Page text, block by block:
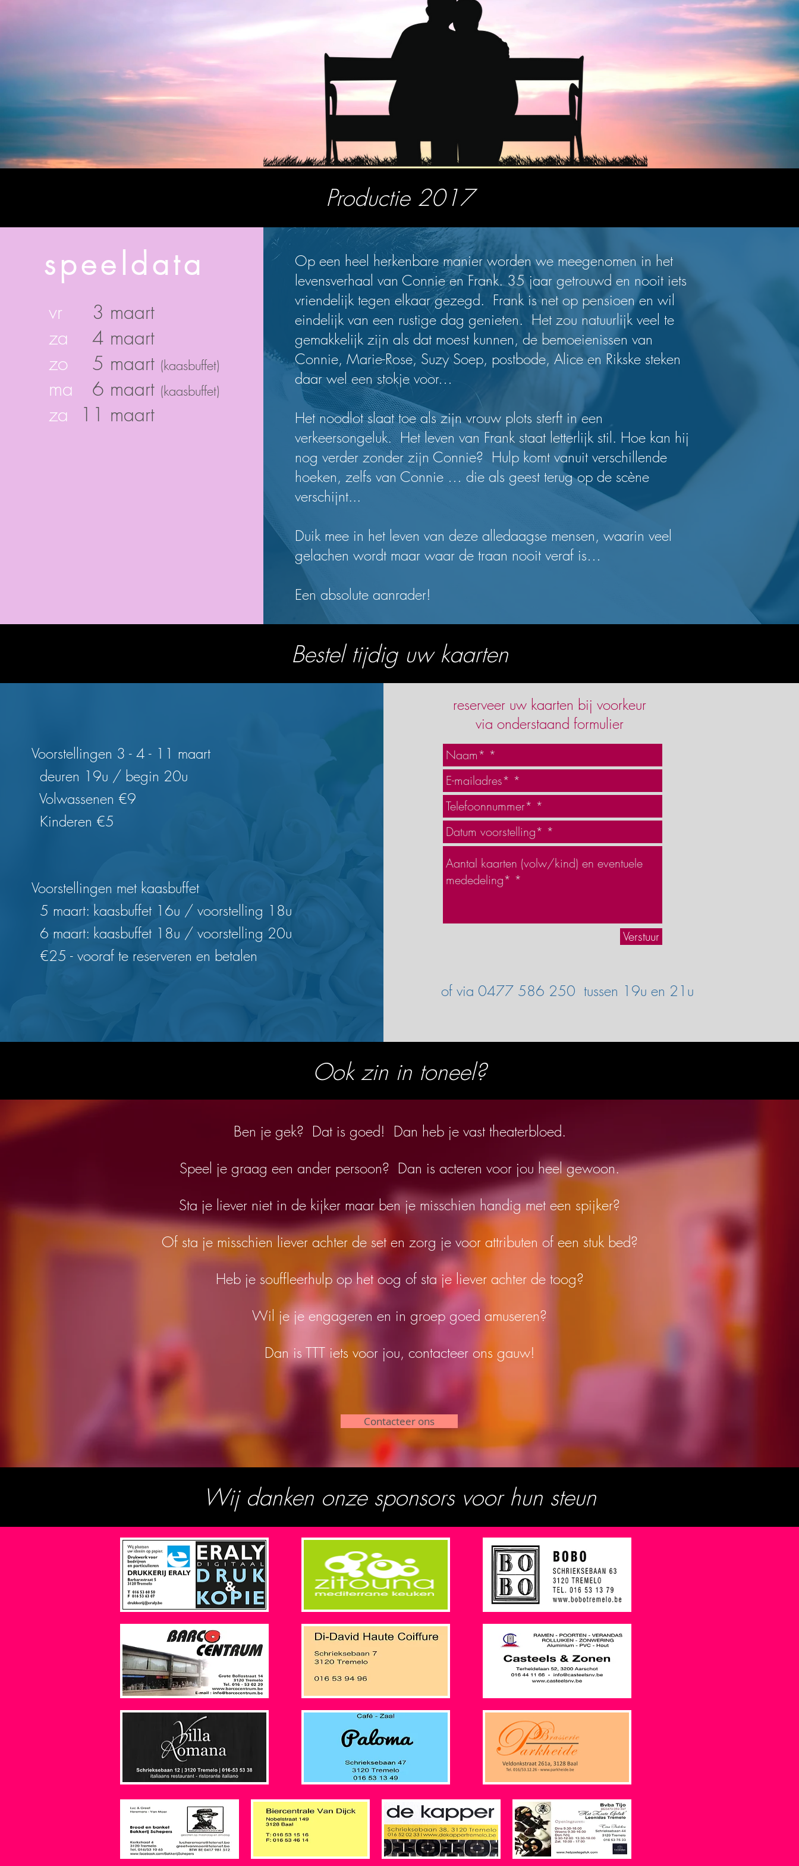
Productie 2017
speeldata
vr
za
zo
ma
za
3 maart
4 maart
5 maart (kaasbuffet)
6 maart (kaasbuffet)
11 maart
Op een heel herkenbare manier worden we meegenomen in het
levensverhaal van Connie en Frank. 35 jaar getrouwd en nooit iets
vriendelijk tegen elkaar gezegd. Frank is net op pensioen en wil
eindelijk van een rustige dag genieten. Het zou natuurlijk veel te
gemakkelijk zijn als dat moest kunnen, de bemoeienissen van
Connie, Marie-Rose, Suzy Soep, postbode, Alice en Rikske steken
daar wel een stokje voor…
Het noodlot slaat toe als zijn vrouw plots sterft in een
verkeersongeluk. Het leven van Frank staat letterlijk stil. Hoe kan hij
nog verder zonder zijn Connie? Hulp komt vanuit verschillende
hoeken, zelfs van Connie … die als geest terug op de scène
verschijnt...
Duik mee in het leven van deze alledaagse mensen, waarin veel
gelachen wordt maar waar de traan nooit veraf is…
Een absolute aanrader!
Bestel tijdig uw kaarten
Voorstellingen 3 - 4 - 11 maart
deuren 19u / begin 20u
Volwassenen €9
Kinderen €5
Voorstellingen met kaasbuffet
5 maart: kaasbuffet 16u / voorstelling 18u
6 maart: kaasbuffet 18u / voorstelling 20u
€25 - vooraf te reserveren en betalen
reserveer uw kaarten bij voorkeur
via onderstaand formulier
Verstuur
of via 0477 586 250 tussen 19u en 21u
Ook zin in toneel?
Ben je gek? Dat is goed! Dan heb je vast theaterbloed.
Speel je graag een ander persoon? Dan is acteren voor jou heel gewoon.
Sta je liever niet in de kijker maar ben je misschien handig met een spijker?
Of sta je misschien liever achter de set en zorg je voor attributen of een stuk bed?
Heb je souffleerhulp op het oog of sta je liever achter de toog?
Wil je je engageren en in groep goed amuseren?
Dan is TTT iets voor jou, contacteer ons gauw!
Contacteer ons
Wij danken onze sponsors voor hun steun